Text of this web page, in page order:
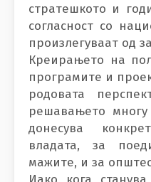
стратешкото и
согласност со
произлегуваат од
Креирањето на
програмите и
родовата
решавањето
донесува
владата, за
мажите, и за